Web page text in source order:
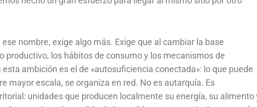
nombre, exige algo más. Exige que al cambiar la base
los hábitos de consumo y los mecanismos de
ambición es el de «autosuficiencia conectada»: lo que puede
mayor escala, se organiza en red. No es autarquía. Es
unidades que producen localmente su energía, su alimento